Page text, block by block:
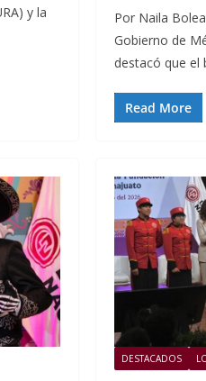
y la
Por Naila
Gobierno de
destacó que el
Read More
DESTACADOS